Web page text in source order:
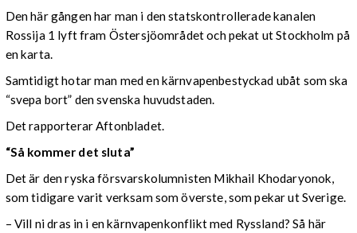
Den här gången har man i den statskontrollerade kanalen
Rossija 1 lyft fram Östersjöområdet och pekat ut Stockholm på
en karta.
Samtidigt hotar man med en kärnvapenbestyckad ubåt som ska
“svepa bort” den svenska huvudstaden.
Det rapporterar Aftonbladet.
“Så kommer det sluta”
Det är den ryska försvarskolumnisten Mikhail Khodaryonok,
som tidigare varit verksam som överste, som pekar ut Sverige.
– Vill ni dras in i en kärnvapenkonflikt med Ryssland? Så här